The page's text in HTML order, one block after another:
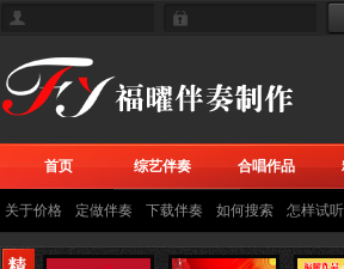
首页 综艺伴奏 合唱作品
关于价格 定做伴奏 下载伴奏 如何搜索 怎样试听